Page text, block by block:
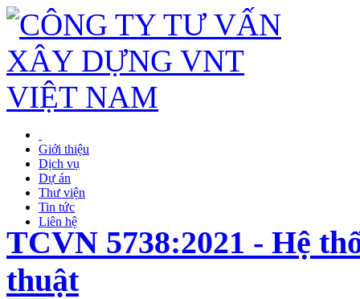
Giới thiệu
Dịch vụ
Dự án
Thư viện
Tin tức
Liên hệ
TCVN 5738:2021 - Hệ
thuật